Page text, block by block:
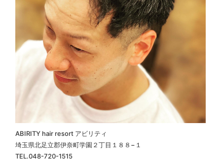
ABIRITY hair resort アビリティ
埼玉県北足立郡伊奈町学園２丁目１８８−１
TEL.048-720-1515